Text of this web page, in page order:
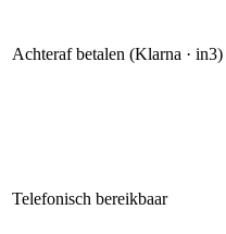
Achteraf betalen (Klarna · in3)
Telefonisch bereikbaar